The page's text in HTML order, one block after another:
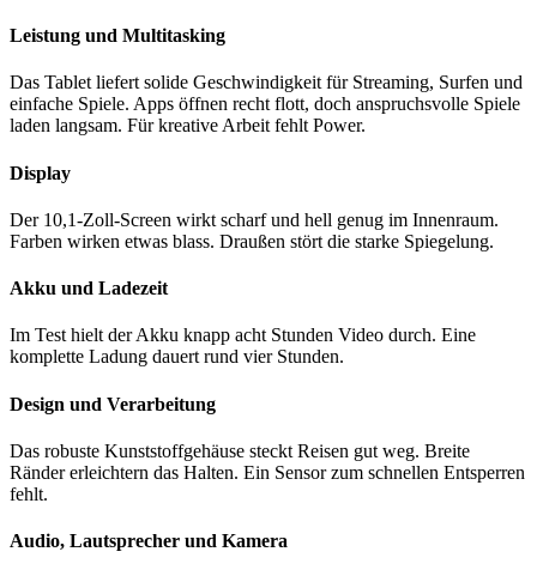
Leistung und Multitasking
Das Tablet liefert solide Geschwindigkeit für Streaming, Surfen und
einfache Spiele. Apps öffnen recht flott, doch anspruchsvolle Spiele
laden langsam. Für kreative Arbeit fehlt Power.
Display
Der 10,1-Zoll-Screen wirkt scharf und hell genug im Innenraum.
Farben wirken etwas blass. Draußen stört die starke Spiegelung.
Akku und Ladezeit
Im Test hielt der Akku knapp acht Stunden Video durch. Eine
komplette Ladung dauert rund vier Stunden.
Design und Verarbeitung
Das robuste Kunststoffgehäuse steckt Reisen gut weg. Breite
Ränder erleichtern das Halten. Ein Sensor zum schnellen Entsperren
fehlt.
Audio, Lautsprecher und Kamera